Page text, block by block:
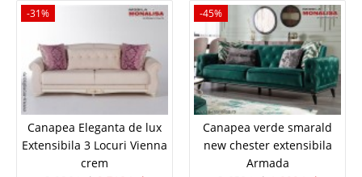
-31%
Canapea Eleganta de lux
Extensibila 3 Locuri Vienna
crem
-45%
Canapea verde smarald
new chester extensibila
Armada